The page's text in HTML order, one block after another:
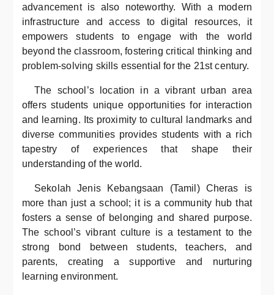
advancement is also noteworthy. With a modern
infrastructure and access to digital resources, it
empowers students to engage with the world
beyond the classroom, fostering critical thinking and
problem-solving skills essential for the 21st century.
The school’s location in a vibrant urban area
offers students unique opportunities for interaction
and learning. Its proximity to cultural landmarks and
diverse communities provides students with a rich
tapestry of experiences that shape their
understanding of the world.
Sekolah Jenis Kebangsaan (Tamil) Cheras is
more than just a school; it is a community hub that
fosters a sense of belonging and shared purpose.
The school’s vibrant culture is a testament to the
strong bond between students, teachers, and
parents, creating a supportive and nurturing
learning environment.